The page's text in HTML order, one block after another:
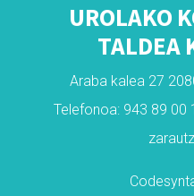
UROLAKO
TALDEA
Araba kalea 27
Telefonoa: 943 89 00